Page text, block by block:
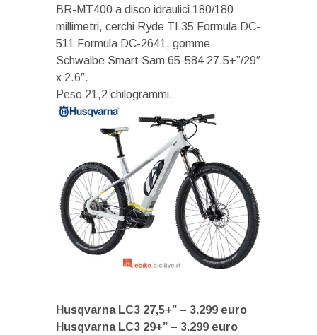
BR-MT400 a disco idraulici 180/180
millimetri, cerchi Ryde TL35 Formula DC-
511 Formula DC-2641, gomme
Schwalbe Smart Sam 65-584 27.5+”/29″
x 2.6″.
Peso 21,2 chilogrammi.
Husqvarna LC3 27,5+” – 3.299 euro
Husqvarna LC3 29+” – 3.299 euro